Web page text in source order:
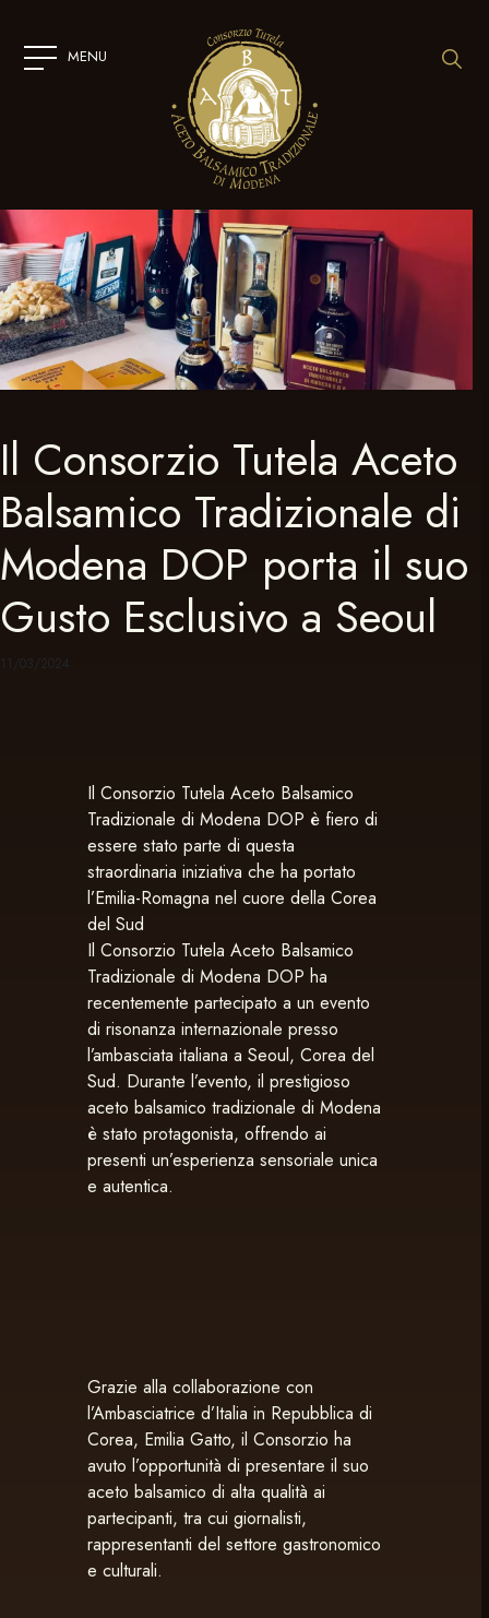
CONTENT MENU
Il Consorzio Tutela Aceto
Balsamico Tradizionale di
Modena DOP porta il suo
Gusto Esclusivo a Seoul
11/03/2024
Il Consorzio Tutela Aceto Balsamico
Tradizionale di Modena DOP è fiero di
essere stato parte di questa
straordinaria iniziativa che ha portato
l’Emilia-Romagna nel cuore della Corea
del Sud
Il Consorzio Tutela Aceto Balsamico
Tradizionale di Modena DOP ha
recentemente partecipato a un evento
di risonanza internazionale presso
l’ambasciata italiana a Seoul, Corea del
Sud. Durante l’evento, il prestigioso
aceto balsamico tradizionale di Modena
è stato protagonista, offrendo ai
presenti un’esperienza sensoriale unica
e autentica.
Grazie alla collaborazione con
l’Ambasciatrice d’Italia in Repubblica di
Corea, Emilia Gatto, il Consorzio ha
avuto l’opportunità di presentare il suo
aceto balsamico di alta qualità ai
partecipanti, tra cui giornalisti,
rappresentanti del settore gastronomico
e culturali.